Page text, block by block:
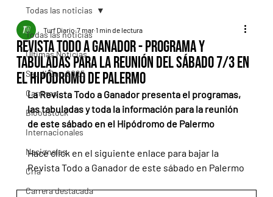
Todas las noticias
Últimas Noticias
Saudi Cup 2025
Carreras
Bloodstock
Internacionales
Nacionales
Cria
Carrera destacada
Todas las noticias
Revista Todo a Ganador - Programa y
tabuladas para la reunión del sábado 7/3 en
el Hipódromo de Palermo
Turf Diario 7 mar 1 min de lectura
La Revista Todo a Ganador presenta el programas,
las tabuladas y toda la información para la reunión
de este sábado en el Hipódromo de Palermo
Hacé click en el siguiente enlace para bajar la
Revista Todo a Ganador de este sábado en Palermo